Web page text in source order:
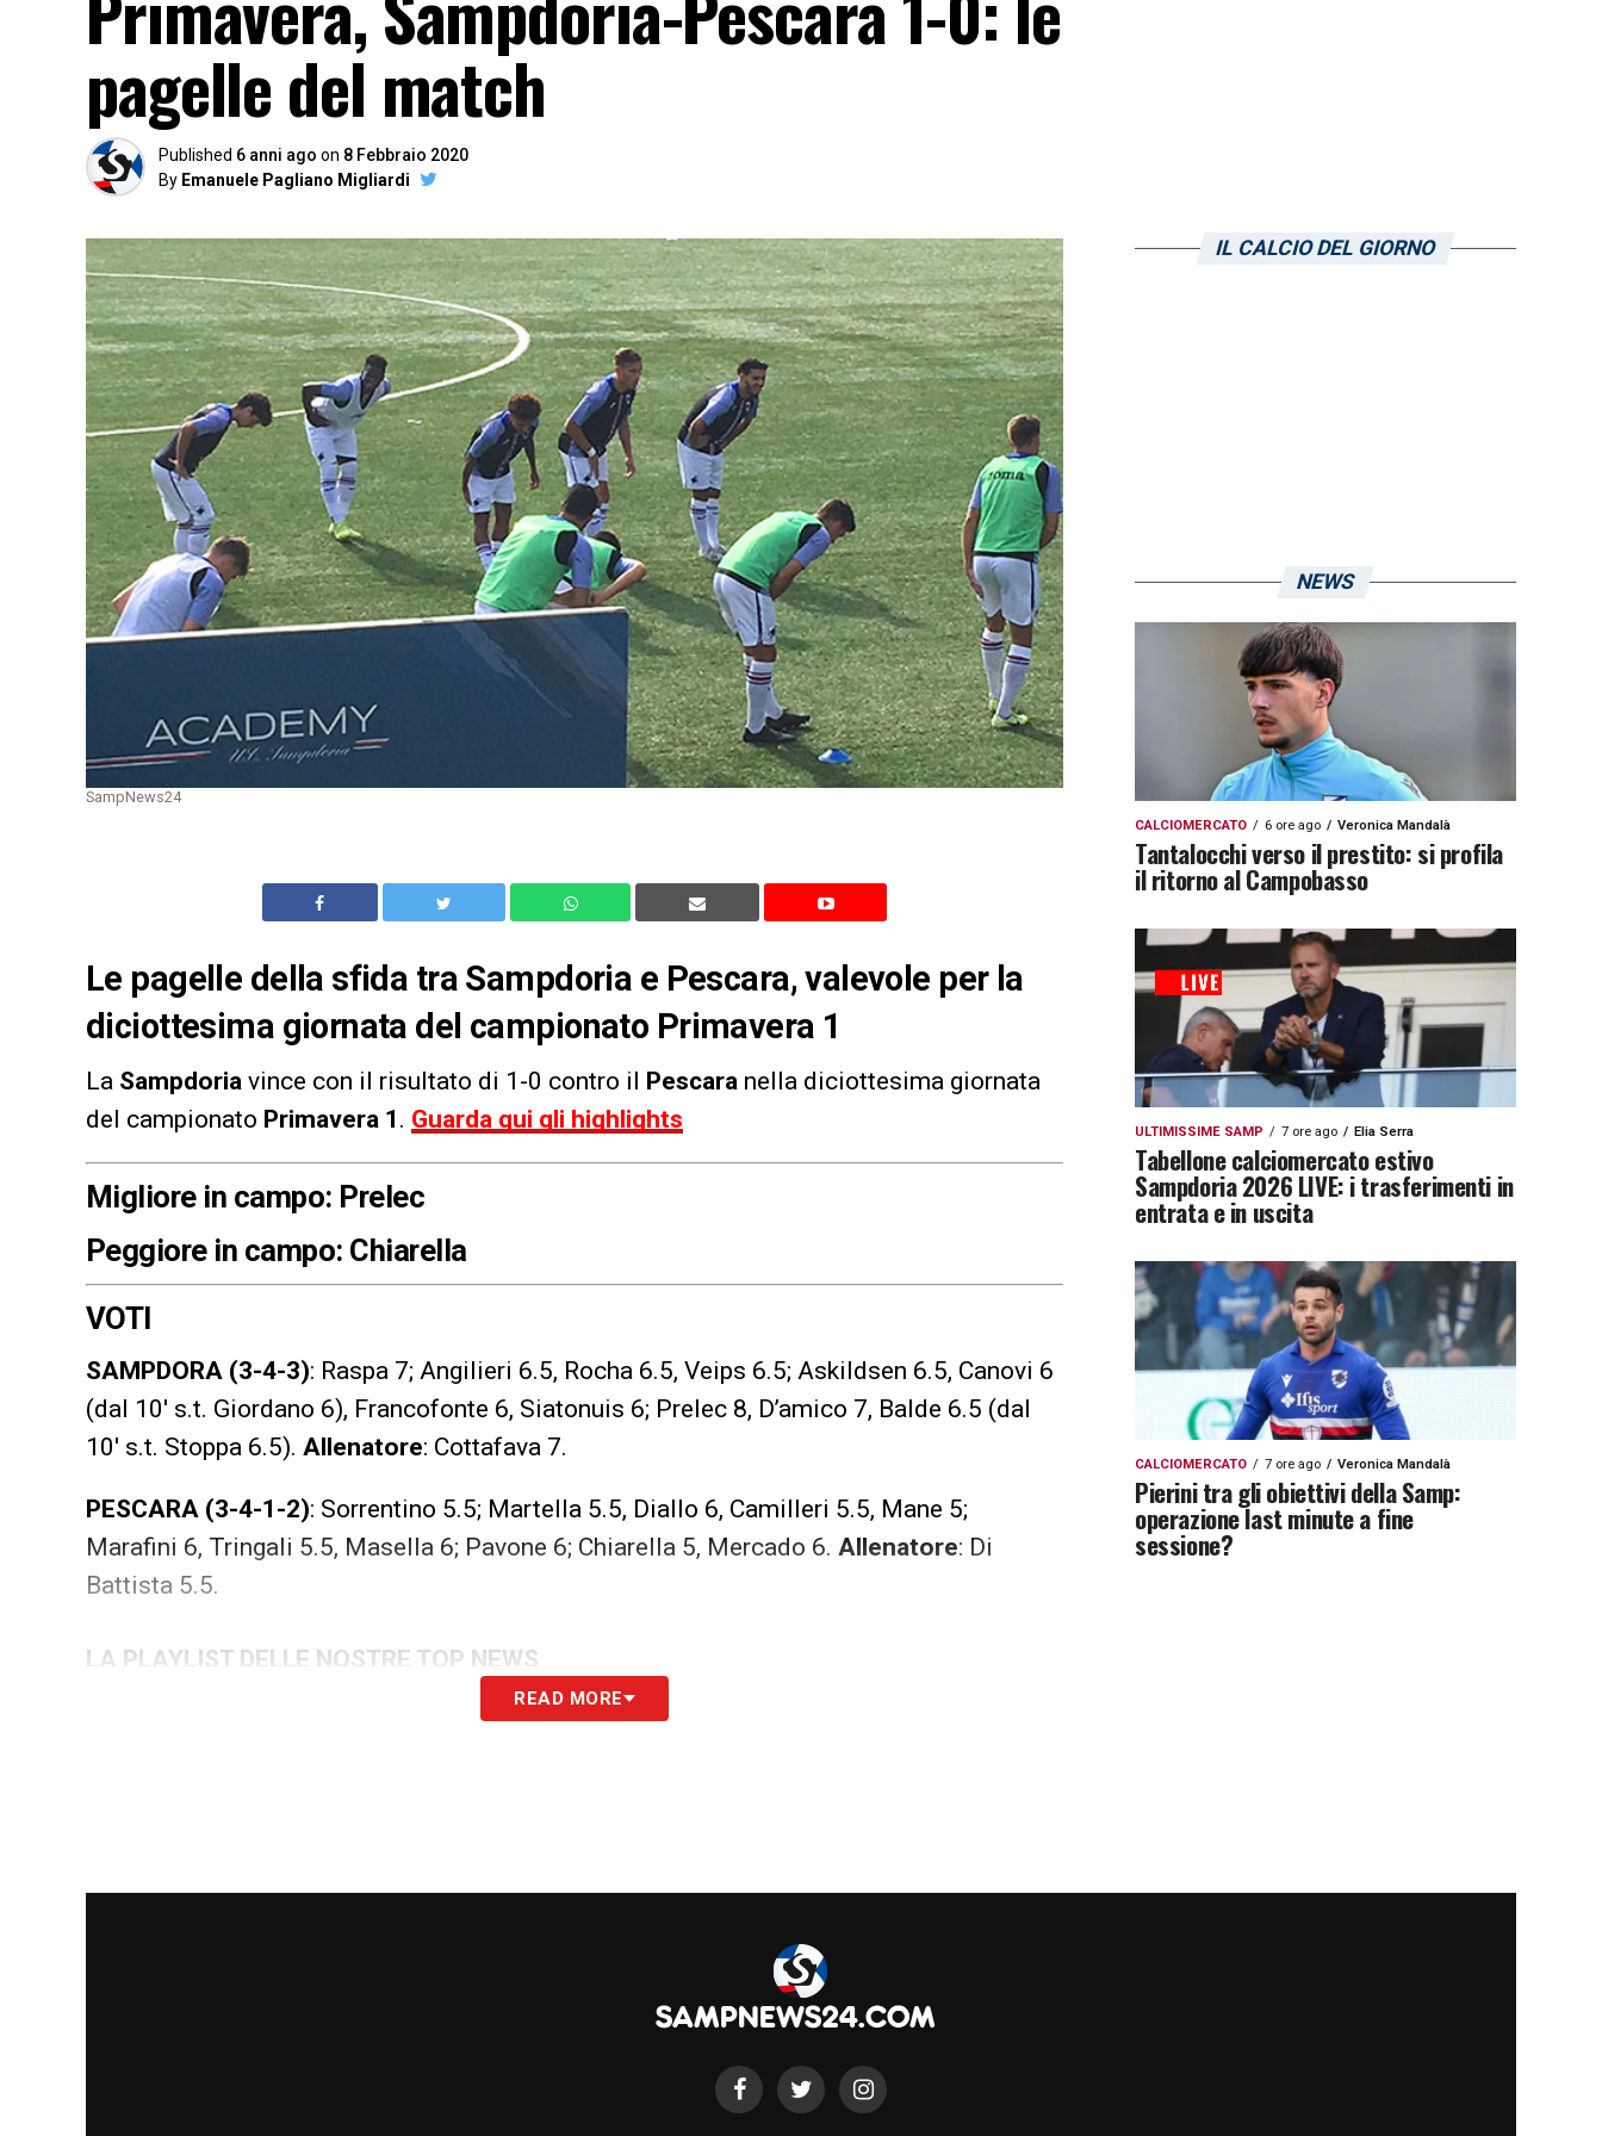
pagelle del match
Published 6 anni ago on 8 Febbraio 2020
By Emanuele Pagliano Migliardi
SampNews24
Le pagelle della sfida tra Sampdoria e Pescara, valevole per la
diciottesima giornata del campionato Primavera 1
La Sampdoria vince con il risultato di 1-0 contro il Pescara nella diciottesima giornata
del campionato Primavera 1 . Guarda qui gli highlights
Migliore in campo: Prelec
Peggiore in campo: Chiarella
VOTI
SAMPDORA (3-4-3): Raspa 7; Angilieri 6.5, Rocha 6.5, Veips 6.5; Askildsen 6.5, Canovi 6
(dal 10′ s.t. Giordano 6), Francofonte 6, Siatonuis 6; Prelec 8, D’amico 7, Balde 6.5 (dal
10′ s.t. Stoppa 6.5). Allenatore: Cottafava 7.
PESCARA (3-4-1-2): Sorrentino 5.5; Martella 5.5, Diallo 6, Camilleri 5.5, Mane 5;
Marafini 6, Tringali 5.5, Masella 6; Pavone 6; Chiarella 5, Mercado 6. Allenatore: Di
Battista 5.5.
LA PLAYLIST DELLE NOSTRE TOP NEWS
READ MORE
IL CALCIO DEL GIORNO
NEWS
CALCIOMERCATO 6 ore ago Veronica Mandalà
Tantalocchi verso il prestito: si profila
il ritorno al Campobasso
ULTIMISSIME SAMP 7 ore ago Elia Serra
Tabellone calciomercato estivo
Sampdoria 2026 LIVE: i trasferimenti in
entrata e in uscita
CALCIOMERCATO 7 ore ago Veronica Mandalà
Pierini tra gli obiettivi della Samp:
operazione last minute a fine
sessione?